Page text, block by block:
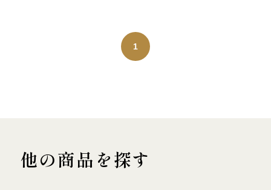
1
他の商品を探す